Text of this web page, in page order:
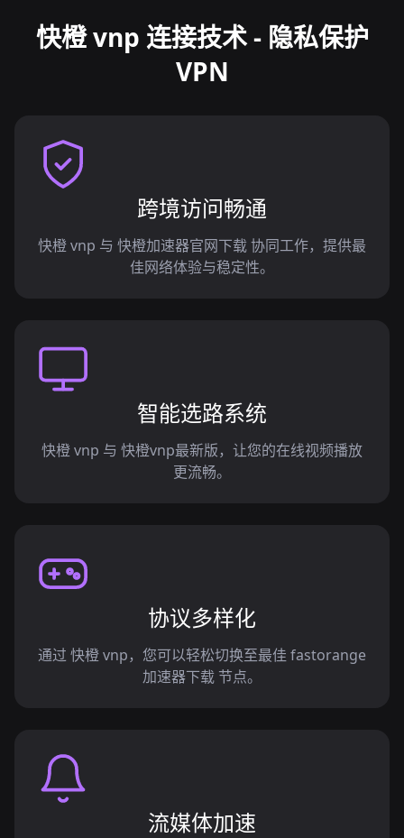
快橙 vnp 连接技术 - 隐私保护
VPN
跨境访问畅通
快橙 vnp 与 快橙加速器官网下载 协同工作，提供最
佳网络体验与稳定性。
智能选路系统
快橙 vnp 与 快橙vnp最新版，让您的在线视频播放
更流畅。
协议多样化
通过 快橙 vnp，您可以轻松切换至最佳 fastorange
加速器下载 节点。
流媒体加速